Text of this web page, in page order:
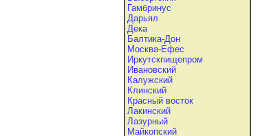
Гамбринус
Дарьял
Дека
Балтика-Дон
Москва-Ефес
Иркутскпищепром
Ивановский
Калужский
Клинский
Красный восток
Лакинский
Лазурный
Майкопский